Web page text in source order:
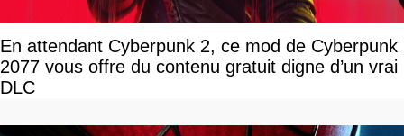
En attendant Cyberpunk 2, ce mod de Cyberpunk
2077 vous offre du contenu gratuit digne d’un vrai
DLC